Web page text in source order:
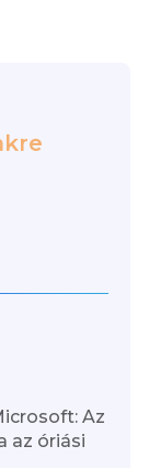
Az
az óriási